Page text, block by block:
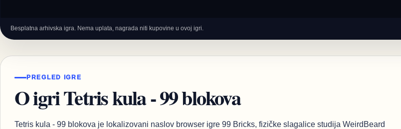
Besplatna arhivska igra. Nema uplata, nagrada niti kupovine u ovoj igri.
PREGLED IGRE
O igri Tetris kula - 99 blokova
Tetris kula - 99 blokova je lokalizovani naslov browser igre 99 Bricks, fizičke slagalice studija WeirdBeard